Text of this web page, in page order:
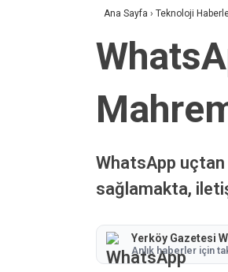
Ana Sayfa › Teknoloji
WhatsApp uçtan
sağlamakta,
Yerköy Gazetesi
Anlık haberler için